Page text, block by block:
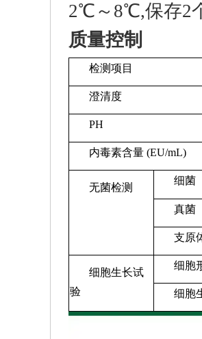
2℃～8℃,保存2
质量控制
检测项目
澄清度
PH
内毒素含量 (EU/mL)
无菌检测
细菌
真菌
支原
细胞生长试
验
细胞
细胞